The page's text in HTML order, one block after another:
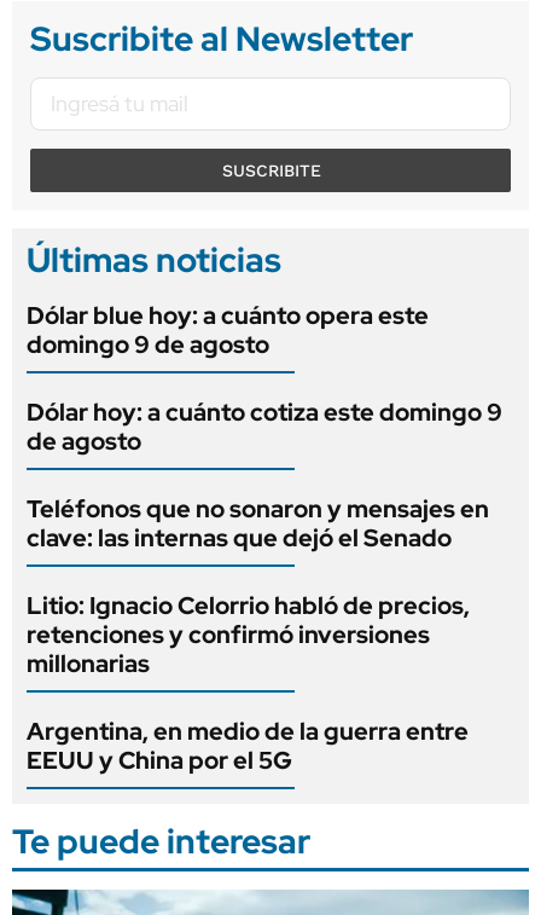
Suscribite al Newsletter
SUSCRIBITE
Últimas noticias
Dólar blue hoy: a cuánto opera este
domingo 9 de agosto
Dólar hoy: a cuánto cotiza este domingo 9
de agosto
Teléfonos que no sonaron y mensajes en
clave: las internas que dejó el Senado
Litio: Ignacio Celorrio habló de precios,
retenciones y confirmó inversiones
millonarias
Argentina, en medio de la guerra entre
EEUU y China por el 5G
Te puede interesar